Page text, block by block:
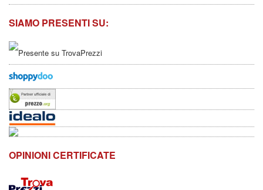
SIAMO PRESENTI SU:
OPINIONI CERTIFICATE